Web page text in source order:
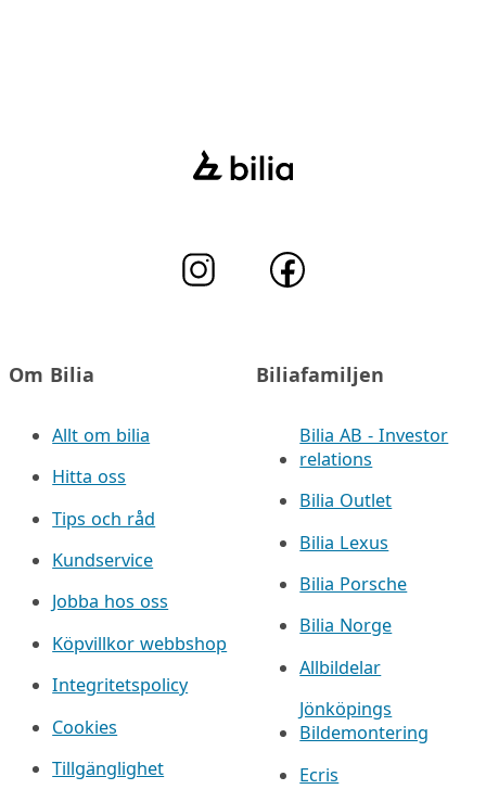
Om Bilia
Allt om bilia
Hitta oss
Tips och råd
Kundservice
Jobba hos oss
Köpvillkor webbshop
Integritetspolicy
Cookies
Tillgänglighet
Biliafamiljen
Bilia AB - Investor
relations
Bilia Outlet
Bilia Lexus
Bilia Porsche
Bilia Norge
Allbildelar
Jönköpings
Bildemontering
Ecris